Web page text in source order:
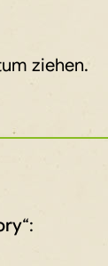
ziehen.
“: